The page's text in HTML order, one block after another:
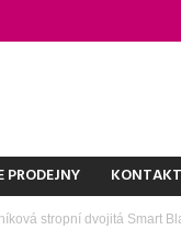
PRODEJNY
stropní dvojitá Smart